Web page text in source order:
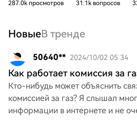
287.0k просмотров 31.1k вопросов
НовыеВ тренде
50640** 2024/10/02 05:34
Как работает комиссия за
Кто-нибудь может объяснить
комиссией за газ? Я слышал
информации в интернете и не